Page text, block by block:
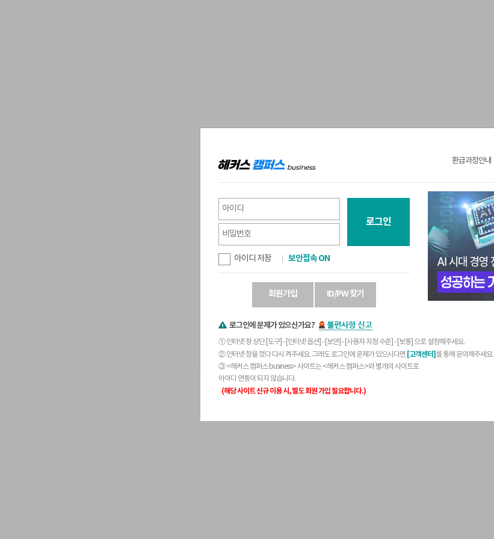
로그인
아이디 저장 보안접속 ON
회원가입 ID/PW 찾기
로그인에 문제가 있으신가요?
① 인터넷 창 상단 [도구] - [인터넷 옵션] - [보안] - [사용자 지정 수준] - [보통] 으로 설정해주세요.
② 인터넷 창을 껐다 다시 켜주세요. 그래도 로그인에 문제가 있으시다면 [고객센터] 를 통해 문의해주세요.
③ <해커스 캠퍼스 business> 사이트는 <해커스 캠퍼스>와 별개의 사이트로
아이디 연동이 되지 않습니다.
(해당 사이트 신규 이용 시, 별도 회원 가입 필요합니다.)
환급과정안내